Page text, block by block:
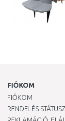
FIÓKOM
FIÓKOM
RENDELÉS